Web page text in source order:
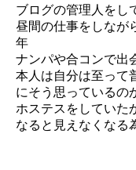
ブログの管理人をし
昼間の仕事をしなが
年
ナンパや合コンで出
本人は自分は至って
にそう思っているの
ホステスをしていた
なると見えなくなる